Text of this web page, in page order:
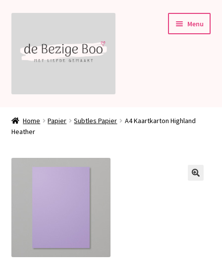
navigatie
inhoud
Menu
Welkom bij deBezigeBoo!
Blog
Home Papier Subtles Papier
A4 Kaartkarton Highland
Heather